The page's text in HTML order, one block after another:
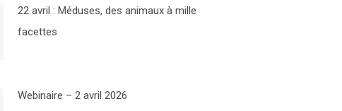
22 avril : Méduses, des animaux à mille
facettes
Webinaire – 2 avril 2026